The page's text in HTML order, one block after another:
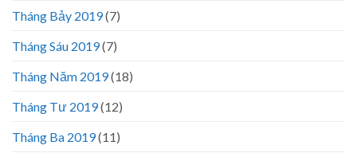
Tháng Bảy 2019(7)
Tháng Sáu 2019(7)
Tháng Năm 2019(18)
Tháng Tư 2019(12)
Tháng Ba 2019(11)